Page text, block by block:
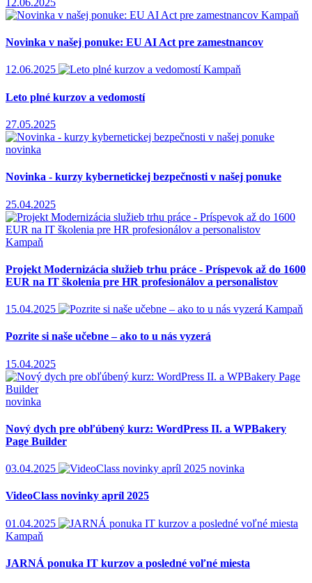
12.06.2025
Kampaň
Novinka v našej ponuke: EU AI Act pre zamestnancov
12.06.2025 Kampaň
Leto plné kurzov a vedomostí
27.05.2025
novinka
Novinka - kurzy kybernetickej bezpečnosti v našej ponuke
25.04.2025
Kampaň
Projekt Modernizácia služieb trhu práce - Príspevok až do 1600
EUR na IT školenia pre HR profesionálov a personalistov
15.04.2025 Kampaň
Pozrite si naše učebne – ako to u nás vyzerá
15.04.2025
novinka
Nový dych pre obľúbený kurz: WordPress II. a WPBakery
Page Builder
03.04.2025 novinka
VideoClass novinky apríl 2025
01.04.2025
Kampaň
JARNÁ ponuka IT kurzov a posledné voľné miesta